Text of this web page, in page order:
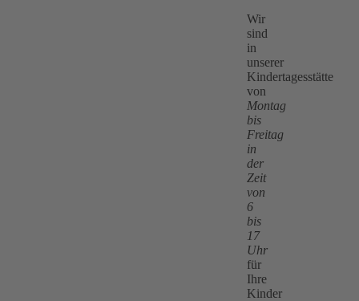
Wir
sind
in
unserer
Kindertagesstätte
von
Montag
bis
Freitag
in
der
Zeit
von
6
bis
17
Uhr
für
Ihre
Kinder